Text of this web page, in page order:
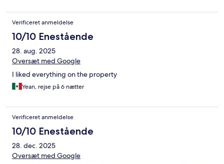
Verificeret anmeldelse
10/10 Enestående
28. aug. 2025
Oversæt med Google
I liked everything on the property
Yean, rejse på 6 nætter
Verificeret anmeldelse
10/10 Enestående
28. dec. 2025
Oversæt med Google